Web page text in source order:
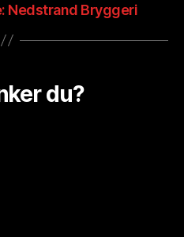
Nedstrand Bryggeri
du?